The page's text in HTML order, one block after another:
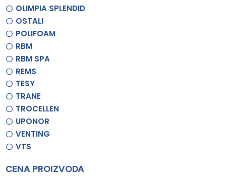
OLIMPIA SPLENDID
OSTALI
POLIFOAM
RBM
RBM SPA
REMS
TESY
TRANE
TROCELLEN
UPONOR
VENTING
VTS
CENA PROIZVODA